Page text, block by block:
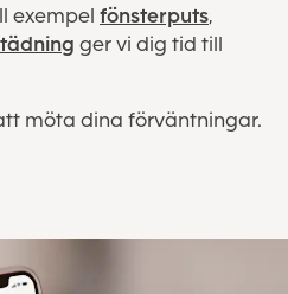
exempel fönsterputs,
ger vi dig tid till
möta dina förväntningar.